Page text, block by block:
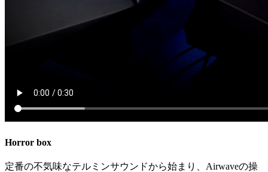
Horror box
定番の不気味なテルミンサウンドから始まり、Airwaveの操